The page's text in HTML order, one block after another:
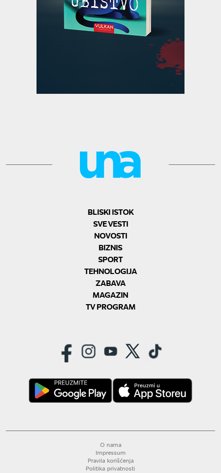
BLISKI ISTOK
SVE VESTI
NOVOSTI
BIZNIS
SPORT
TEHNOLOGIJA
ZABAVA
MAGAZIN
TV PROGRAM
O nama
Impressum
Pravila korišćenja
Politika privatnosti